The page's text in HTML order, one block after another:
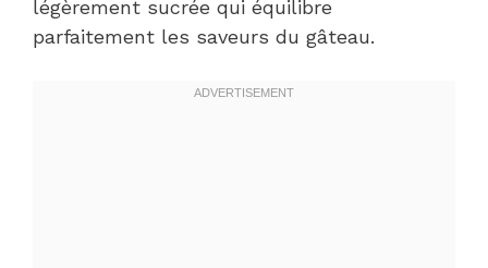
légèrement sucrée qui équilibre
parfaitement les saveurs du gâteau.